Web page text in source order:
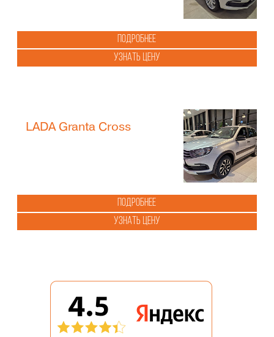
Подробнее
Узнать цену
LADA Granta Cross
Подробнее
Узнать цену